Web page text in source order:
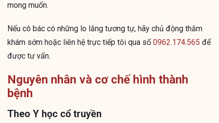
mong muốn.
Nếu cô bác có những lo lắng tương tự, hãy chủ động thăm
khám sớm hoặc liên hệ trực tiếp tôi qua số 0962.174.565 để
được tư vấn.
Nguyên nhân và cơ chế hình thành
bệnh
Theo Y học cổ truyền